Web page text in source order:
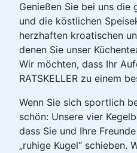
Genießen Sie bei uns
und die köstlichen
herzhaften kroatischen
denen Sie unser
Wir möchten, dass Ihr
RATSKELLER zu einem
Wenn Sie sich sportlich
schön: Unsere vier
dass Sie und Ihre
„ruhige Kugel“ schieben.